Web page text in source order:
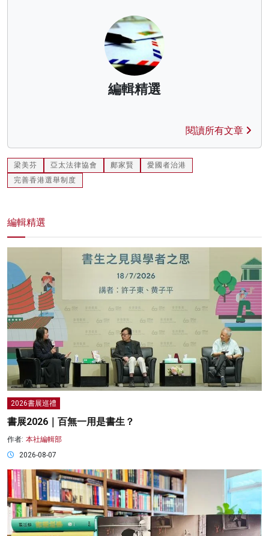
編輯精選
閱讀所有文章
梁美芬 亞太法律協會 鄺家賢
愛國者治港
完善香港選舉制度
編輯精選
2026書展巡禮
書展2026｜百無一用是書生？
作者: 本社編輯部
2026-08-07